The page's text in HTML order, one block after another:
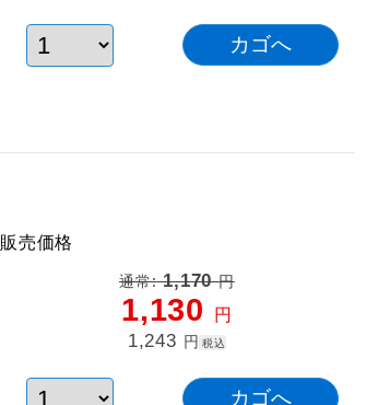
販売価格
通常:1,170円
1,130 円
1,243 円 税込